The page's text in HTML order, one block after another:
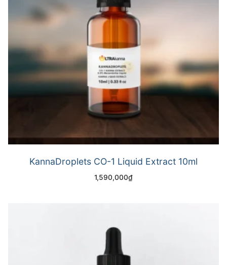
KannaDroplets CO-1 Liquid Extract 10ml
1,590,000₫